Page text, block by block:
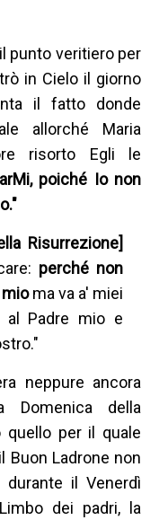
punto veritiero per
in Cielo il giorno
il fatto donde
allorché Maria
risorto Egli le
poiché Io non
Risurrezione]
perché non
ma va a' miei
al Padre mio e
neppure ancora
della
quello per il quale
Buon Ladrone non
il Venerdì
dei padri, la